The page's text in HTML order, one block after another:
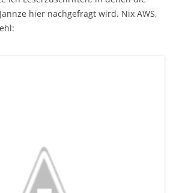
hier nachgefragt wird. Nix AWS,